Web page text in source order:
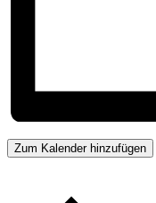
Zum Kalender hinzufügen